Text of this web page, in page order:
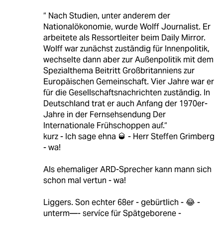
“ Nach Studien, unter anderem der
Nationalökonomie, wurde Wolff Journalist. Er
arbeitete als Ressortleiter beim Daily Mirror.
Wolff war zunächst zuständig für Innenpolitik,
wechselte dann aber zur Außenpolitik mit dem
Spezialthema Beitritt Großbritanniens zur
Europäischen Gemeinschaft. Vier Jahre war er
für die Gesellschaftsnachrichten zuständig. In
Deutschland trat er auch Anfang der 1970er-
Jahre in der Fernsehsendung Der
Internationale Frühschoppen auf.“
kurz - Ich sage ehna 🥃 - Herr Steffen Grimberg
- wa!
Als ehemaliger ARD-Sprecher kann mann sich
schon mal vertun - wa!
Liggers. Son echter 68er - gebürtlich - 😂 -
unterm—- servíce für Spätgeborene -